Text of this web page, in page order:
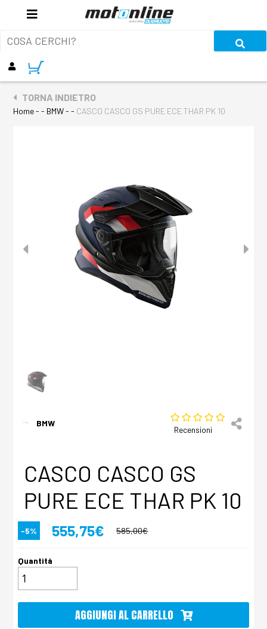
TORNA INDIETRO
Home- - BMW - - CASCO CASCO GS PURE ECE THAR PK 10
BMW
Recensioni
CASCO CASCO GS
PURE ECE THAR PK 10
-5% 555,75€ 585,00€
Quantità
AGGIUNGI AL CARRELLO